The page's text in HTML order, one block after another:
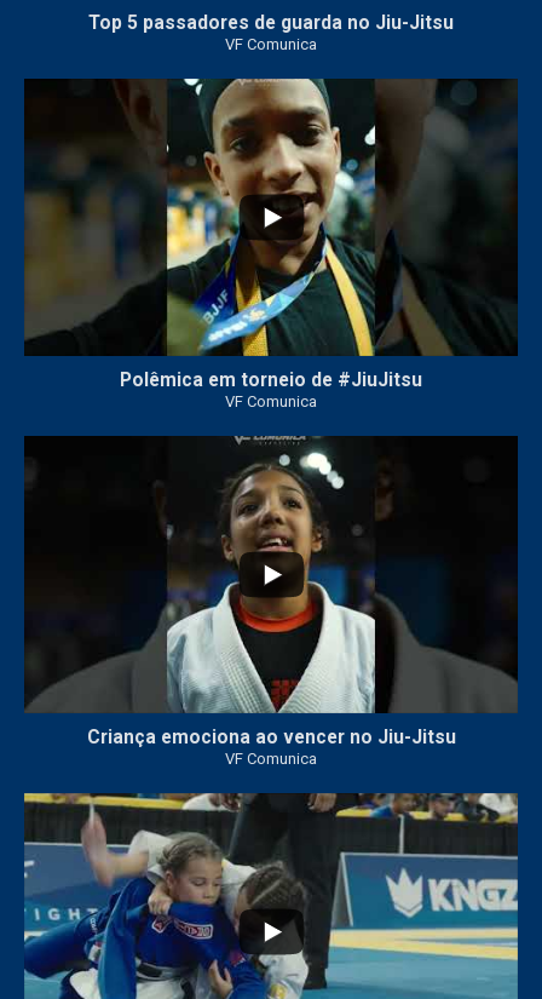
Top 5 passadores de guarda no Jiu-Jitsu
VF Comunica
Polêmica em torneio de #JiuJitsu
VF Comunica
Criança emociona ao vencer no Jiu-Jitsu
VF Comunica
...